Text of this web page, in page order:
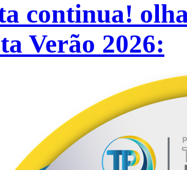
continua!
Verão 2026: